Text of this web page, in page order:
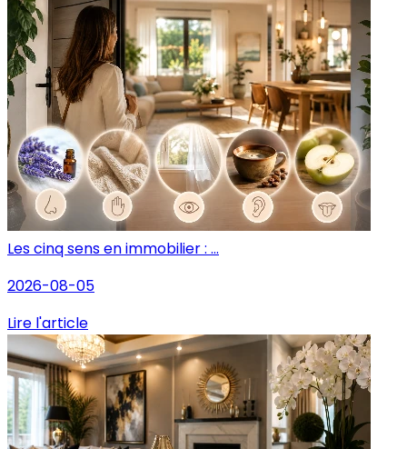
Les cinq sens en immobilier : ...
2026-08-05
Lire l'article